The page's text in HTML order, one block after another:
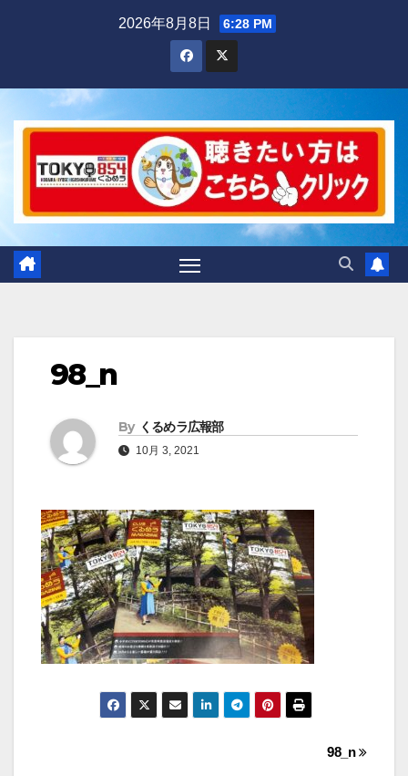
2026年8月8日 6:28 PM
98_n
By くるめラ広報部
10月 3, 2021
98_n